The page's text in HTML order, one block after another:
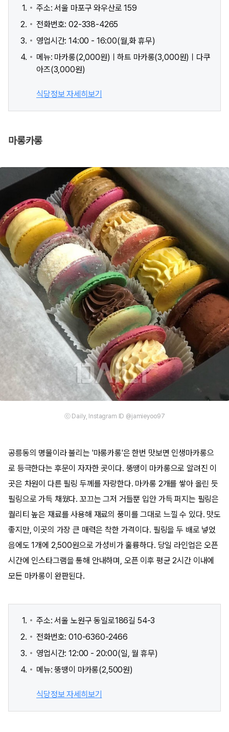
주소: 서울 마포구 와우산로 159
전화번호: 02-338-4265
영업시간: 14:00 - 16:00(월,화 휴무)
메뉴: 마카롱(2,000원)ㅣ하트 마카롱(3,000원)ㅣ다쿠
아즈(3,000원)
식당정보 자세히보기
마롱카롱
ⓒ Daily, Instagram ID @jamieyoo97
공릉동의 명물이라 불리는 '마롱카롱'은 한번 맛보면 인생마카롱으
로 등극한다는 후문이 자자한 곳이다. 뚱땡이 마카롱으로 알려진 이
곳은 차원이 다른 필링 두께를 자랑한다. 마카롱 2개를 쌓아 올린 듯
필링으로 가득 채웠다. 꼬끄는 그저 거들뿐 입안 가득 퍼지는 필링은
퀄리티 높은 재료를 사용해 재료의 풍미를 그대로 느낄 수 있다. 맛도
좋지만, 이곳의 가장 큰 매력은 착한 가격이다. 필링을 두 배로 넣었
음에도 1개에 2,500원으로 가성비가 훌륭하다. 당일 라인업은 오픈
시간에 인스타그램을 통해 안내하며, 오픈 이후 평균 2시간 이내에
모든 마카롱이 완판된다.
주소: 서울 노원구 동일로186길 54-3
전화번호: 010-6360-2466
영업시간: 12:00 - 20:00(일, 월 휴무)
메뉴: 뚱땡이 마카롱(2,500원)
식당정보 자세히보기